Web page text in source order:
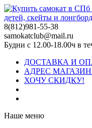
8(812)981-55-38
samokatclub@mail.ru
Будни с 12.00-18.00ч в
ДОСТАВКА И
АДРЕС
ХОЧУ СКИДКУ!
Наше меню